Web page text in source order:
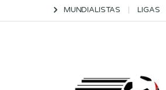
to
to
MUNDIALISTAS LIGAS